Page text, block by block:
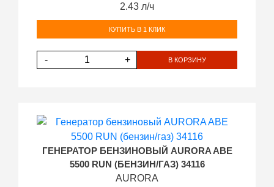
2.43 л/ч
КУПИТЬ В 1 КЛИК
- + В КОРЗИНУ
ГЕНЕРАТОР БЕНЗИНОВЫЙ AURORA ABE
5500 RUN (БЕНЗИН/ГАЗ) 34116
AURORA